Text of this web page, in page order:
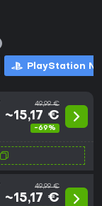
PlayStation
49,99 €
~15,17 €
-69%
49,99 €
~15,17 €